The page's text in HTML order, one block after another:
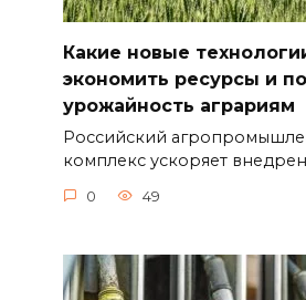
Какие новые
экономить ресурсы и
урожайность аграриям
Российский
комплекс ускоряет
0 49